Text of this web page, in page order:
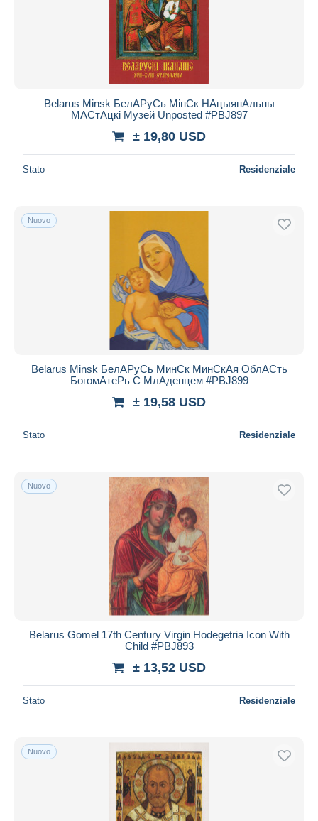
Belarus Minsk БелAPуCь МінCк НAцыянAльны
МACтAцкі Музей Unposted #PBJ897
± 19,80 USD
Stato Residenziale
Nuovo
Belarus Minsk БелAPуCь МинCк МинCкAя ОблACть
БогомAтеPь C МлAденцем #PBJ899
± 19,58 USD
Stato Residenziale
Nuovo
Belarus Gomel 17th Century Virgin Hodegetria Icon With
Child #PBJ893
± 13,52 USD
Stato Residenziale
Nuovo